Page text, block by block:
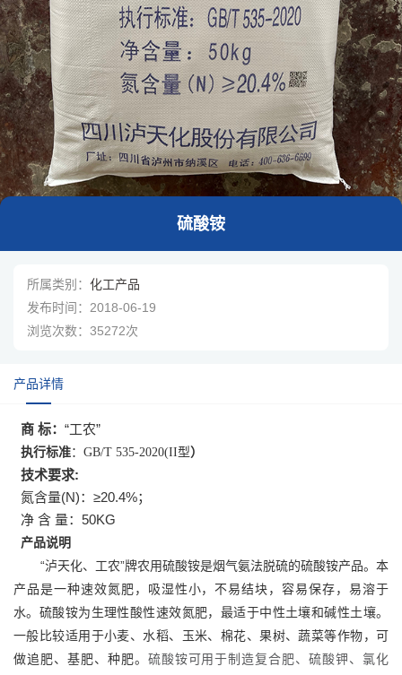
1 /1
硫酸铵
所属类别： 化工产品
发布时间： 2018-06-19
浏览次数： 35272次
产品详情
商 标： “工农”
执行标准：GB/T 535-2020(II型）
技术要求:
氮含量(N)：≥20.4%；
净 含 量：50KG
产品说明
“泸天化、工农”牌农用硫酸铵是烟气氨法脱硫的硫酸铵产品。本
产品是一种速效氮肥，吸湿性小，不易结块，容易保存，易溶于
水。硫酸铵为生理性酸性速效氮肥，最适于中性土壤和碱性土壤。
一般比较适用于小麦、水稻、玉米、棉花、果树、蔬菜等作物，可
做追肥、基肥、种肥。 硫酸铵可用于制造复合肥、硫酸钾、氯化